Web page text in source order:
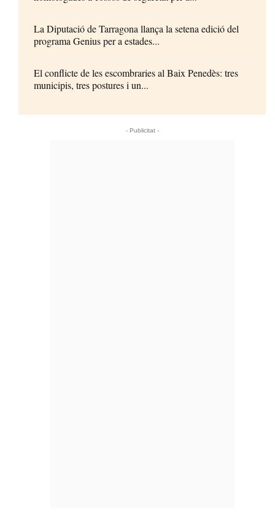
La Diputació de Tarragona llança la setena edició del
programa Genius per a estades...
El conflicte de les escombraries al Baix Penedès: tres
municipis, tres postures i un...
- Publicitat -